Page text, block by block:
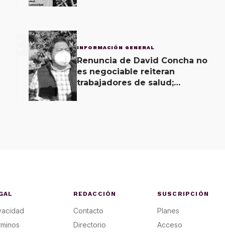
3 INFORMACIÓN GENERAL
Renuncia de David Concha no
es negociable reiteran
trabajadores de salud;
REDACCIÓN
Contacto
Directorio
SUSCRIPCIÓN
Planes
Acceso